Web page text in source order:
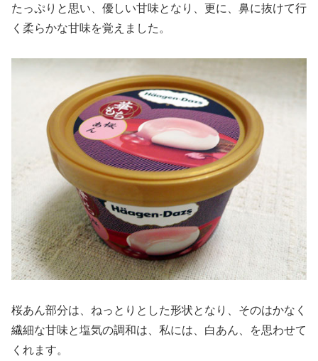
たっぷりと思い、優しい甘味となり、更に、鼻に抜けて行
く柔らかな甘味を覚えました。
桜あん部分は、ねっとりとした形状となり、そのはかなく
繊細な甘味と塩気の調和は、私には、白あん、を思わせて
くれます。